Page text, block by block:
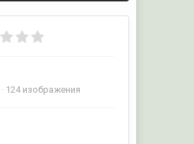
· 124 изображения